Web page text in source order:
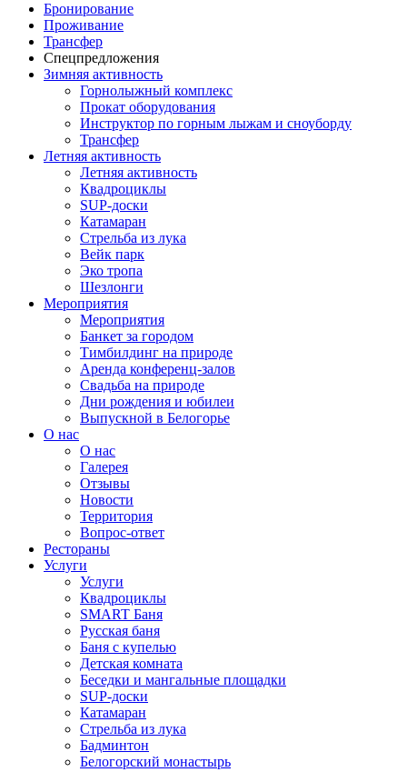
Бронирование
Проживание
Трансфер
Спецпредложения
Зимняя активность
Горнолыжный комплекс
Прокат оборудования
Инструктор по горным лыжам и сноуборду
Трансфер
Летняя активность
Летняя активность
Квадроциклы
SUP-доски
Катамаран
Стрельба из лука
Вейк парк
Эко тропа
Шезлонги
Мероприятия
Мероприятия
Банкет за городом
Тимбилдинг на природе
Аренда конференц-залов
Свадьба на природе
Дни рождения и юбилеи
Выпускной в Белогорье
О нас
О нас
Галерея
Отзывы
Новости
Территория
Вопрос-ответ
Рестораны
Услуги
Услуги
Квадроциклы
SMART Баня
Русская баня
Баня с купелью
Детская комната
Беседки и мангальные площадки
SUP-доски
Катамаран
Стрельба из лука
Бадминтон
Белогорский монастырь